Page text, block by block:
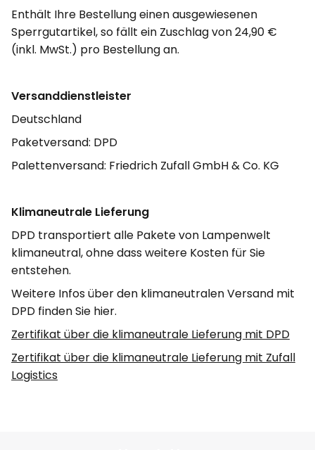
Enthält Ihre Bestellung einen ausgewiesenen
Sperrgutartikel, so fällt ein Zuschlag von 24,90 €
(inkl. MwSt.) pro Bestellung an.
Versanddienstleister
Deutschland
Paketversand: DPD
Palettenversand: Friedrich Zufall GmbH & Co. KG
Klimaneutrale Lieferung
DPD transportiert alle Pakete von Lampenwelt
klimaneutral, ohne dass weitere Kosten für Sie
entstehen.
Weitere Infos über den klimaneutralen Versand mit
DPD finden Sie hier.
Zertifikat über die klimaneutrale Lieferung mit DPD
Zertifikat über die klimaneutrale Lieferung mit Zufall
Logistics